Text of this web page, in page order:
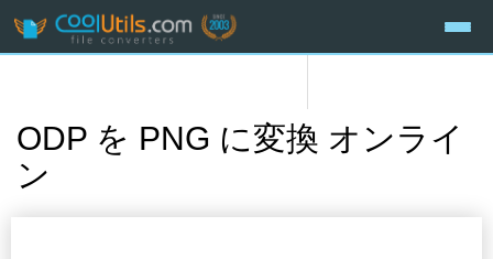
ODP を PNG に変換 オンライ
ン